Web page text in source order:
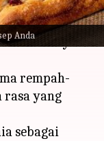
Anda
dari
rempah-
rasa yang
sebagai